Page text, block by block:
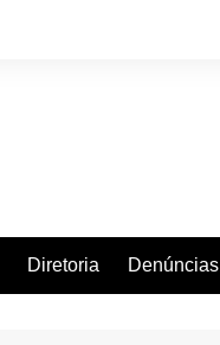
Diretoria Denúncias